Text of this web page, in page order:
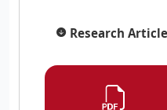
Research